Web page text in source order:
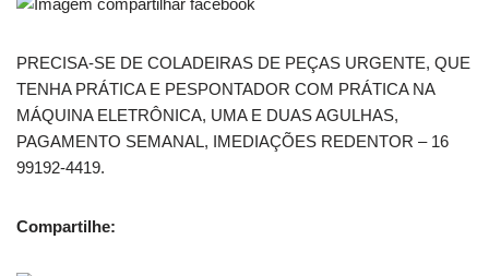
PRECISA-SE DE COLADEIRAS DE PEÇAS URGENTE, QUE
TENHA PRÁTICA E PESPONTADOR COM PRÁTICA NA
MÁQUINA ELETRÔNICA, UMA E DUAS AGULHAS,
PAGAMENTO SEMANAL, IMEDIAÇÕES REDENTOR – 16
99192-4419.
Compartilhe: